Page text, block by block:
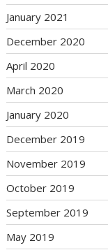
January 2021
December 2020
April 2020
March 2020
January 2020
December 2019
November 2019
October 2019
September 2019
May 2019